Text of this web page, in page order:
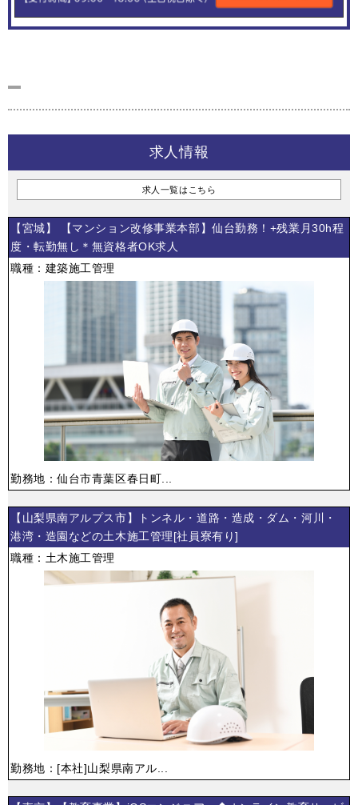
求人情報
求人一覧はこちら
【宮城】 【マンション改修事業本部】仙台勤務！+残業月30h程
度・転勤無し＊無資格者OK求人
職種：建築施工管理
勤務地：仙台市青葉区春日町...
【山梨県南アルプス市】トンネル・道路・造成・ダム・河川・
港湾・造園などの土木施工管理[社員寮有り]
職種：土木施工管理
勤務地：[本社]山梨県南アル...